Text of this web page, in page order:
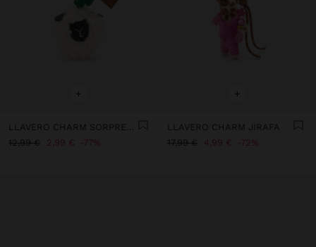
+
12,99 €
2,99 € 77%
+
LLAVERO CHARM JIRAFA
17,99 €
4,99 € 72%